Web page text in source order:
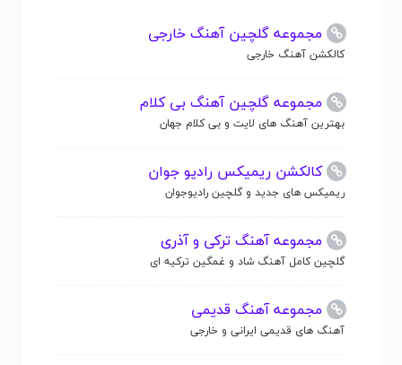
مجموعه گلچین آهنگ خارجی
کالکشن آهنگ خارجی
مجموعه گلچین آهنگ بی کلام
بهترین آهنگ های لایت و بی کلام جهان
کالکشن ریمیکس رادیو جوان
ریمیکس های جدید و گلچین رادیوجوان
مجموعه آهنگ ترکی و آذری
گلچین کامل آهنگ شاد و غمگین ترکیه ای
مجموعه آهنگ قدیمی
آهنگ های قدیمی ایرانی و خارجی